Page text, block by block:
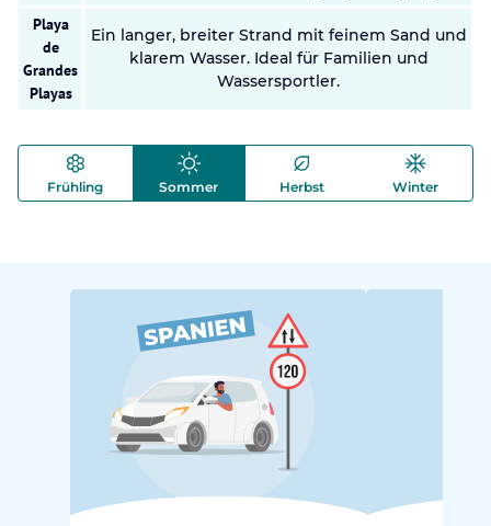
Playa
de
Grandes
Playas
Ein langer, breiter Strand mit feinem Sand und
klarem Wasser. Ideal für Familien und
Wassersportler.
Frühling Sommer Herbst Winter